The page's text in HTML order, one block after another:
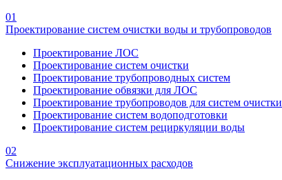
01
Проектирование систем очистки воды и трубопроводов
Проектирование ЛОС
Проектирование систем очистки
Проектирование трубопроводных систем
Проектирование обвязки для ЛОС
Проектирование трубопроводов для систем очистки
Проектирование систем водоподготовки
Проектирование систем рециркуляции воды
02
Снижение эксплуатационных расходов